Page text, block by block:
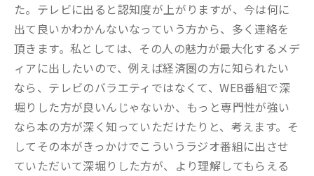
た。テレビに出ると認知度が上がりますが、今は何に
出て良いかわかんないなっていう方から、多く連絡を
頂きます。私としては、その人の魅力が最大化するメデ
ィアに出したいので、例えば経済圏の方に知られたい
なら、テレビのバラエティではなくて、WEB番組で深
堀りした方が良いんじゃないか、もっと専門性が強い
なら本の方が深く知っていただけたりと、考えます。そ
してその本がきっかけでこういうラジオ番組に出させ
ていただいて深堀りした方が、より理解してもらえる